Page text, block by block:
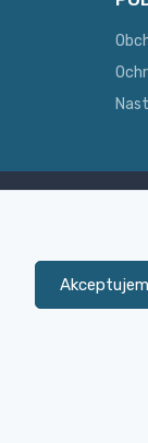
Akceptujem